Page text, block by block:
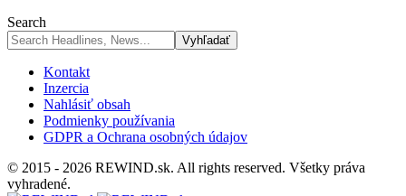
Search
Kontakt
Inzercia
Nahlásiť obsah
Podmienky používania
GDPR a Ochrana osobných údajov
© 2015 - 2026 REWIND.sk. All rights reserved. Všetky práva
vyhradené.